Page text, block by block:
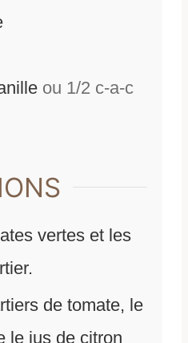
ou 1/2 c-a-c
vertes et les
de tomate, le
le jus de citron